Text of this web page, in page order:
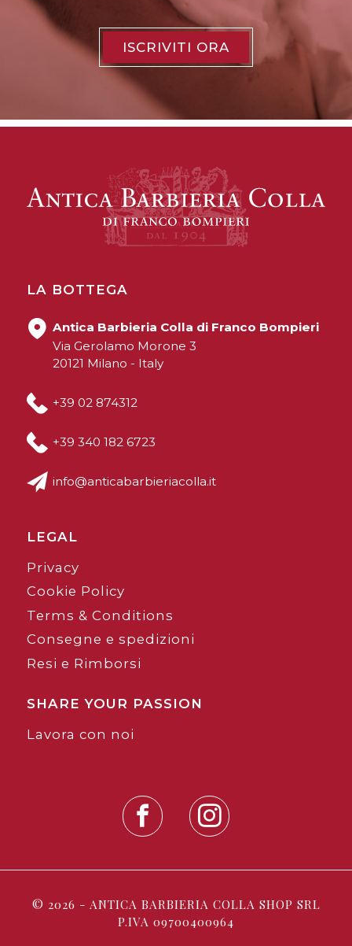
ISCRIVITI ORA
LA BOTTEGA
Antica Barbieria Colla di Franco Bompieri
Via Gerolamo Morone 3
20121 Milano - Italy
+39 02 874312
+39 340 182 6723
info@anticabarbieriacolla.it
LEGAL
Privacy
Cookie Policy
Terms & Conditions
Consegne e spedizioni
Resi e Rimborsi
SHARE YOUR PASSION
Lavora con noi
© 2026 - ANTICA BARBIERIA COLLA SHOP SRL
P.IVA 09700400964